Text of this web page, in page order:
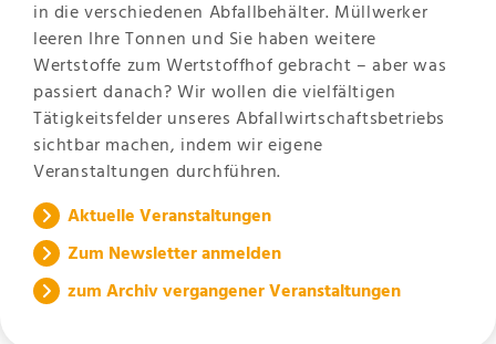
in die verschiedenen Abfallbehälter. Müllwerker
leeren Ihre Tonnen und Sie haben weitere
Wertstoffe zum Wertstoffhof gebracht – aber was
passiert danach? Wir wollen die vielfältigen
Tätigkeitsfelder unseres Abfallwirtschaftsbetriebs
sichtbar machen, indem wir eigene
Veranstaltungen durchführen.
Aktuelle Veranstaltungen
Zum Newsletter anmelden
zum Archiv vergangener Veranstaltungen